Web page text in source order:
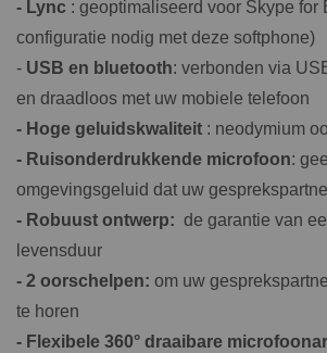
- Lync : geoptimaliseerd voor Skype for
configuratie nodig met deze softphone)
- USB en bluetooth: verbonden via
en draadloos met uw mobiele telefoon
- Hoge geluidskwaliteit : neodymium
- Ruisonderdrukkende microfoon:
omgevingsgeluid dat uw
- Robuust ontwerp: de garantie van
levensduur
- 2 oorschelpen: om uw
te horen
- Flexibele 360° draaibare